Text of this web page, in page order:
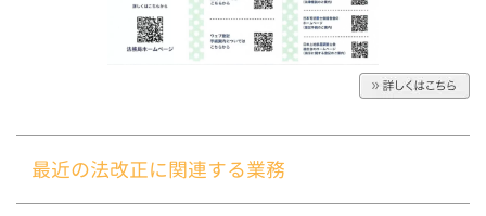
最近の法改正に関連する業務